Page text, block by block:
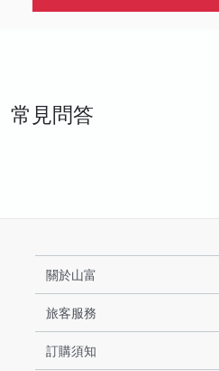
常見問答
關於山富
旅客服務
訂購須知